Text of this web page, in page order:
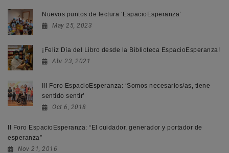
Nuevos puntos de lectura ‘EspacioEsperanza’
May 25, 2023
¡Feliz Día del Libro desde la Biblioteca EspacioEsperanza!
Abr 23, 2021
III Foro EspacioEsperanza: ‘Somos necesarios/as, tiene
sentido sentir’
Oct 6, 2018
II Foro EspacioEsperanza: “El cuidador, generador y portador de
esperanza”
Nov 21, 2016